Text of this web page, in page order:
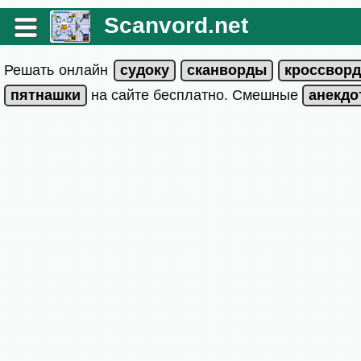
Scanvord.net
Решать онлайн
на сайте бесплатно. Смешные